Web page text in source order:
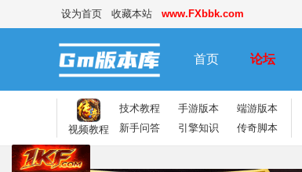
设为首页 收藏本站 www.FXbbk.com
首页 论坛
视频教程
技术教程 手游版本
端游版本
新手问答
引擎知识 传奇脚本